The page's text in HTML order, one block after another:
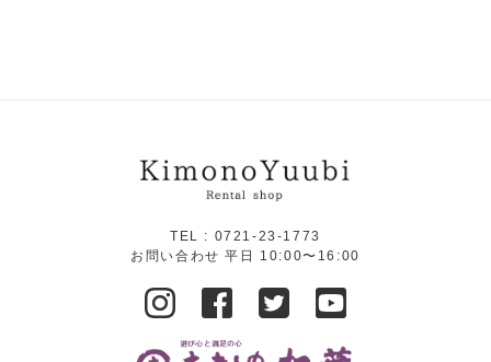
TEL : 0721-23-1773
お問い合わせ 平日 10:00〜16:00